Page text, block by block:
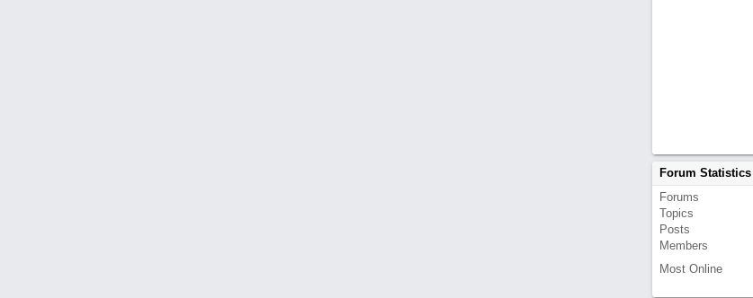
Forum Statistics
Forums
Topics
Posts
Members
Most Online